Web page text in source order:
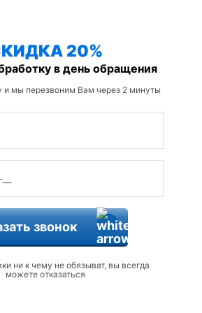
20%
в день обращения
и мы перезвоним Вам через 2 минуты
звонок
ни к чему не обязыват, вы всегда
можете отказаться